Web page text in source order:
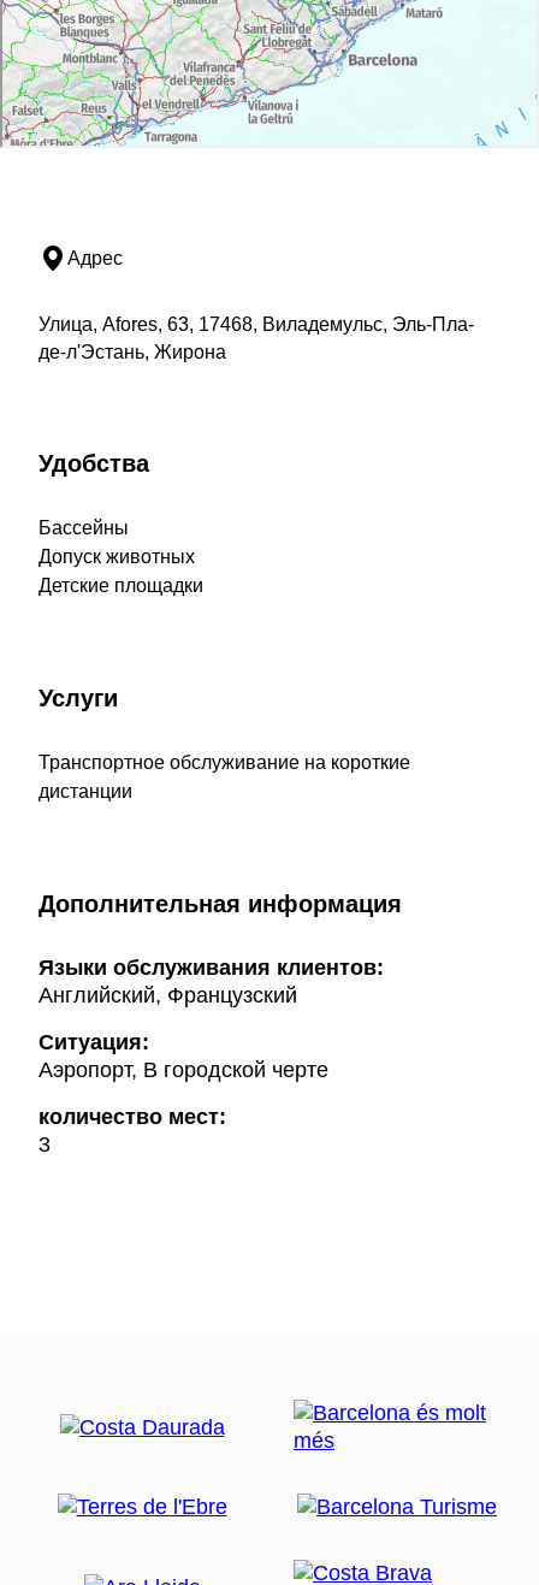
Адрес
Улица, Afores, 63, 17468, Виладемульс, Эль-Пла-
де-л'Эстань, Жирона
Удобства
Бассейны
Допуск животных
Детские площадки
Услуги
Транспортное обслуживание на короткие
дистанции
Дополнительная информация
Языки обслуживания клиентов:
Английский, Французский
Ситуация:
Аэропорт, В городской черте
количество мест:
3